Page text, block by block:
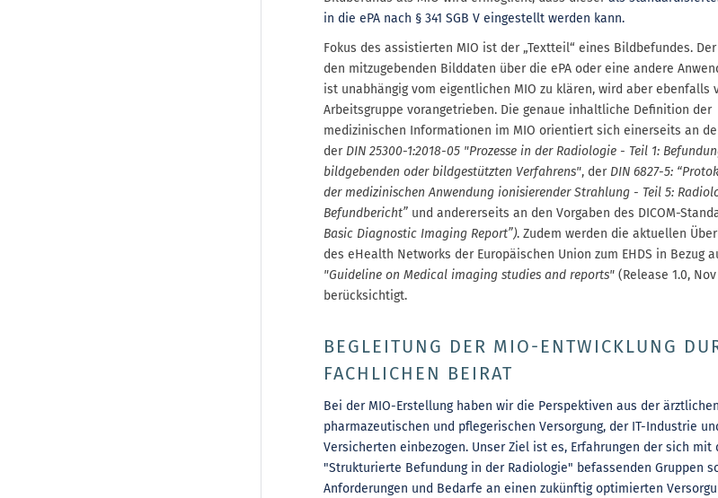
in die ePA nach § 341 SGB V eingestellt werden kann.
Fokus des assistierten MIO ist der „Textteil“ eines Bildbefundes.
den mitzugebenden Bilddaten über die ePA oder eine andere
ist unabhängig vom eigentlichen MIO zu klären, wird aber ebenfalls
Arbeitsgruppe vorangetrieben. Die genaue inhaltliche Definition der
medizinischen Informationen im MIO orientiert sich einerseits an
der DIN 25300-1:2018-05 "Prozesse in der Radiologie - Teil 1:
bildgebenden oder bildgestützten Verfahrens", der DIN 6827-5:
der medizinischen Anwendung ionisierender Strahlung - Teil 5:
Befundbericht” und andererseits an den Vorgaben des DICOM-
Basic Diagnostic Imaging Report”). Zudem werden die aktuellen
des eHealth Networks der Europäischen Union zum EHDS in Bezug
"Guideline on Medical imaging studies and reports" (Release 1.0,
berücksichtigt.
BEGLEITUNG DER MIO-ENTWICKLUNG
FACHLICHEN BEIRAT
Bei der MIO-Erstellung haben wir die Perspektiven aus der
pharmazeutischen und pflegerischen Versorgung, der IT-Industrie
Versicherten einbezogen. Unser Ziel ist es, Erfahrungen der sich mit
"Strukturierte Befundung in der Radiologie" befassenden Gruppen
Anforderungen und Bedarfe an einen zukünftig optimierten